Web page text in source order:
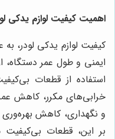
اهمیت کیفیت لوازم یدکی
کیفیت لوازم یدکی لودر،
ایمنی و طول عمر دستگاه،
استفاده از قطعات
خرابی‌های مکرر، کاهش
و نگهداری، کاهش
بر این، قطعات